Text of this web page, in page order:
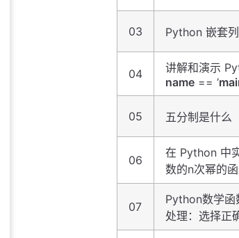
03 Python 嵌套
04
讲解和演示
name == ‘
05 五分制是什么
06
在 Python 中
数的n次幂的
07
Python数学函
处理：选择正